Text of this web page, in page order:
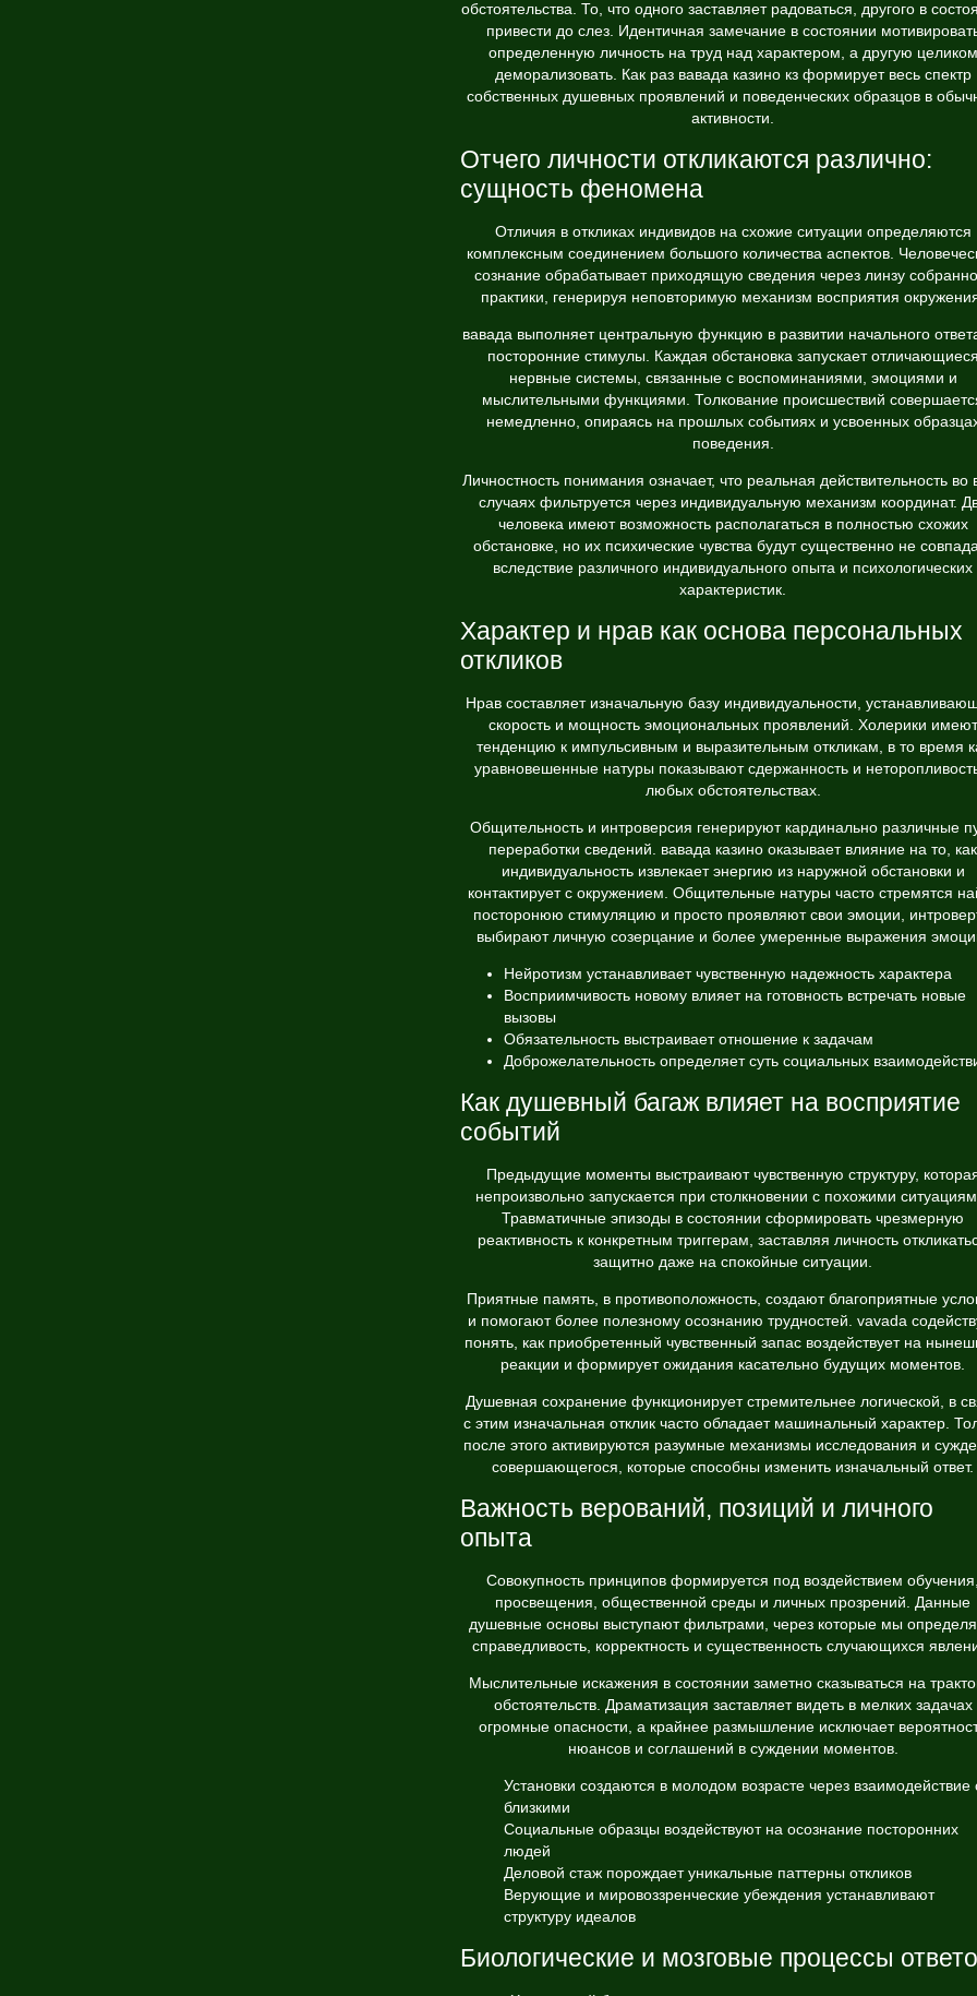
обстоятельства. То, что одного заставляет радоваться, другого в
привести до слез. Идентичная замечание в состоянии
определенную личность на труд над характером, а другую целиком
деморализовать. Как раз вавада казино кзформирует весь спектр
собственных душевных проявлений и поведенческих образцов в
активности.
Отчего личности откликаются различно:
сущность феномена
Отличия в откликах индивидов на схожие ситуации определяются
комплексным соединением большого количества аспектов.
сознание обрабатывает приходящую сведения через линзу
практики, генерируя неповторимую механизм восприятия
вавада выполняет центральную функцию в развитии начального
посторонние стимулы. Каждая обстановка запускает отличающиеся
нервные системы, связанные с воспоминаниями, эмоциями и
мыслительными функциями. Толкование происшествий
немедленно, опираясь на прошлых событиях и усвоенных
поведения.
Личностность понимания означает, что реальная действительность во
случаях фильтруется через индивидуальную механизм координат.
человека имеют возможность располагаться в полностью схожих
обстановке, но их психические чувства будут существенно не
вследствие различного индивидуального опыта и психологических
характеристик.
Характер и нрав как основа персональных
откликов
Нрав составляет изначальную базу индивидуальности,
скорость и мощность эмоциональных проявлений. Холерики имеют
тенденцию к импульсивным и выразительным откликам, в то время
уравновешенные натуры показывают сдержанность и
любых обстоятельствах.
Общительность и интроверсия генерируют кардинально различные
переработки сведений. вавада казино оказывает влияние на то, как
индивидуальность извлекает энергию из наружной обстановки и
контактирует с окружением. Общительные натуры часто стремятся
посторонюю стимуляцию и просто проявляют свои эмоции,
выбирают личную созерцание и более умеренные выражения
Нейротизм устанавливает чувственную надежность характера
Восприимчивость новому влияет на готовность встречать новые
вызовы
Обязательность выстраивает отношение к задачам
Доброжелательность определяет суть социальных
Как душевный багаж влияет на восприятие
событий
Предыдущие моменты выстраивают чувственную структуру,
непроизвольно запускается при столкновении с похожими
Травматичные эпизоды в состоянии сформировать чрезмерную
реактивность к конкретным триггерам, заставляя личность
защитно даже на спокойные ситуации.
Приятные память, в противоположность, создают благоприятные
и помогают более полезному осознанию трудностей. vavada
понять, как приобретенный чувственный запас воздействует на
реакции и формирует ожидания касательно будущих моментов.
Душевная сохранение функционирует стремительнее логической, в
с этим изначальная отклик часто обладает машинальный характер.
после этого активируются разумные механизмы исследования и
совершающегося, которые способны изменить изначальный ответ.
Важность верований, позиций и личного
опыта
Совокупность принципов формируется под воздействием обучения,
просвещения, общественной среды и личных прозрений. Данные
душевные основы выступают фильтрами, через которые мы
справедливость, корректность и существенность случающихся
Мыслительные искажения в состоянии заметно сказываться на
обстоятельств. Драматизация заставляет видеть в мелких задачах
огромные опасности, а крайнее размышление исключает
нюансов и соглашений в суждении моментов.
Установки создаются в молодом возрасте через взаимодействие
близкими
Социальные образцы воздействуют на осознание посторонних
людей
Деловой стаж порождает уникальные паттерны откликов
Верующие и мировоззренческие убеждения устанавливают
структуру идеалов
Биологические и мозговые процессы